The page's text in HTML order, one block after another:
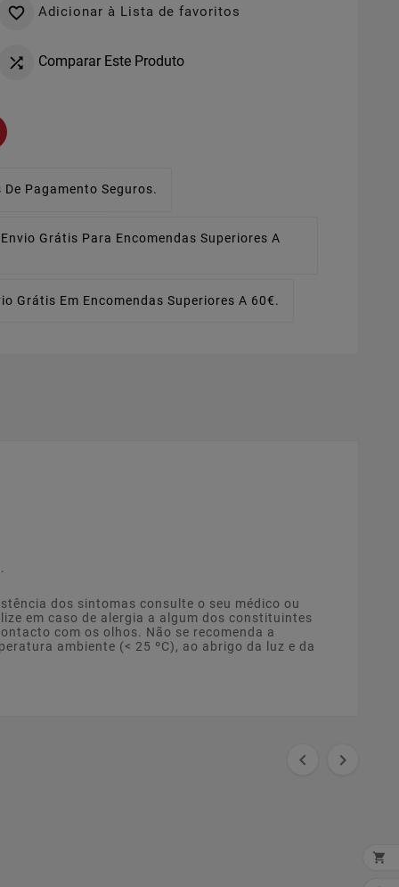
 Adicionar à Lista de favoritos
 Comparar Este Produto
De Pagamento Seguros.
Envio Grátis Para Encomendas Superiores A
Grátis Em Encomendas Superiores A 60€.
dos sintomas consulte o seu médico ou
em caso de alergia a algum dos constituintes
com os olhos. Não se recomenda a
ambiente (< 25 ºC), ao abrigo da luz e da
 
